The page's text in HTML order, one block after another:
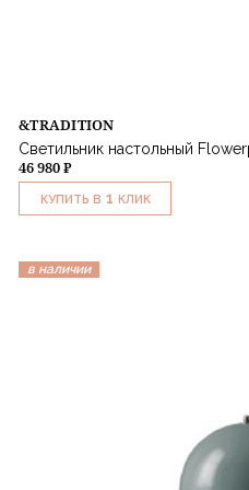
&TRADITION
Светильник настольный
46 980 ₽
КУПИТЬ В 1 КЛИК
в наличии